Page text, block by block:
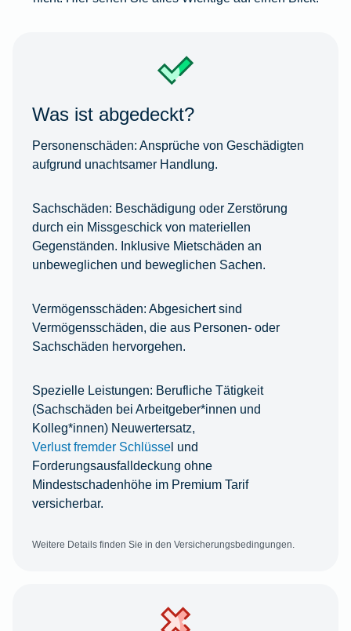
Was ist abgedeckt?
Personenschäden: Ansprüche von Geschädigten
aufgrund unachtsamer Handlung.
Sachschäden: Beschädigung oder Zerstörung
durch ein Missgeschick von materiellen
Gegenständen. Inklusive Mietschäden an
unbeweglichen und beweglichen Sachen.
Vermögensschäden: Abgesichert sind
Vermögensschäden, die aus Personen- oder
Sachschäden hervorgehen.
Spezielle Leistungen: Berufliche Tätigkeit
(Sachschäden bei Arbeitgeber*innen und
Kolleg*innen) Neuwertersatz,
Verlust fremder Schlüssel und
Forderungsausfalldeckung ohne
Mindestschadenhöhe im Premium Tarif
versicherbar.
Weitere Details finden Sie in den Versicherungsbedingungen.